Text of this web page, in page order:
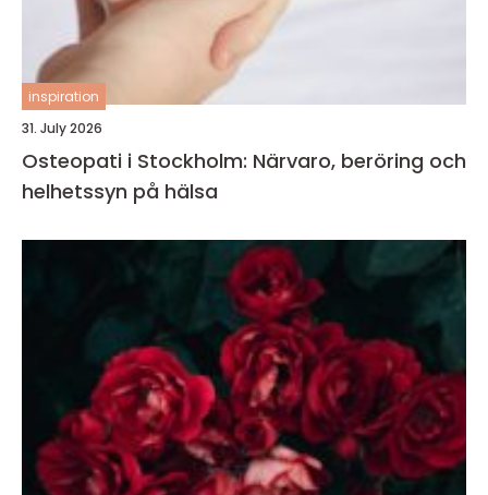
inspiration
31. July 2026
Osteopati i Stockholm: Närvaro, beröring och
helhetssyn på hälsa